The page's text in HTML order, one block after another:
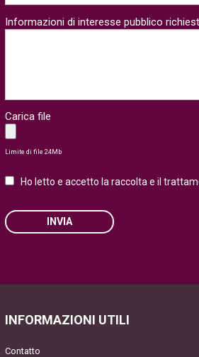
Informazioni di interesse pubblico
Carica file
Limite di file 24Mb
Ho letto e accetto la raccolta e il
INVIA
empty.
INFORMAZIONI UTILI
Contatto